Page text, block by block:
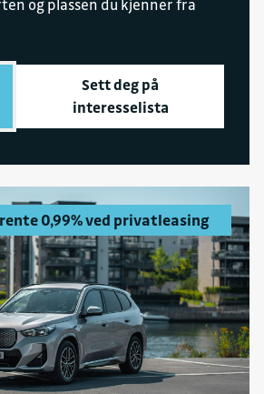
Alta
og plassen du kjenner fra
Sett deg på
interesselista
0,99% ved privatleasing